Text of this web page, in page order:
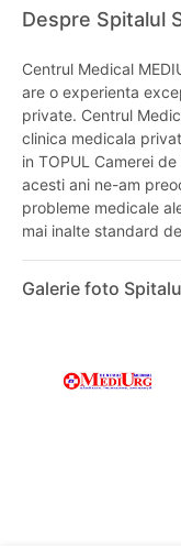
Despre Spitalul
Centrul Medical
are o experienta
private. Centrul
clinica medicala
in TOPUL Camerei
acesti ani ne-am
probleme medicale
mai inalte standard
Galerie foto